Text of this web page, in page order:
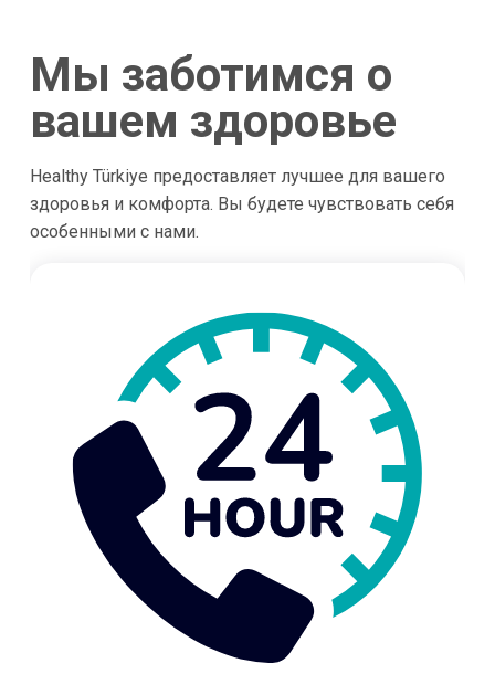
Мы заботимся о
вашем здоровье
Healthy Türkiye предоставляет лучшее для вашего
здоровья и комфорта. Вы будете чувствовать себя
особенными с нами.